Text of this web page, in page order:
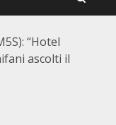
“Hotel
ascolti il